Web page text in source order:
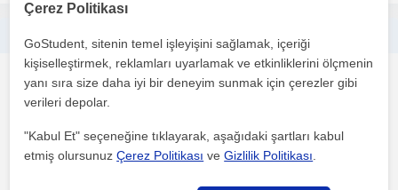
Biyoloji
1. ders ücretsiz
Çerez Politikası
GoStudent, sitenin temel işleyişini sağlamak, içeriği
kişiselleştirmek, reklamları uyarlamak ve etkinliklerini ölçmenin
yanı sıra size daha iyi bir deneyim sunmak için çerezler gibi
verileri depolar.
"Kabul Et" seçeneğine tıklayarak, aşağıdaki şartları kabul
etmiş olursunuzÇerez Politikası veGizlilik Politikası